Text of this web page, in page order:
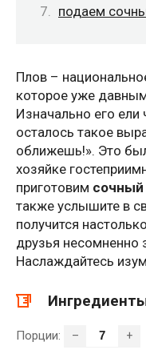
подаем
Плов –
которое уже
Изначально его
осталось такое
оближешь!». Это
хозяйке
приготовим сочный
также услышите в
получится
друзья несомненно
Наслаждайтесь
Порции: – +